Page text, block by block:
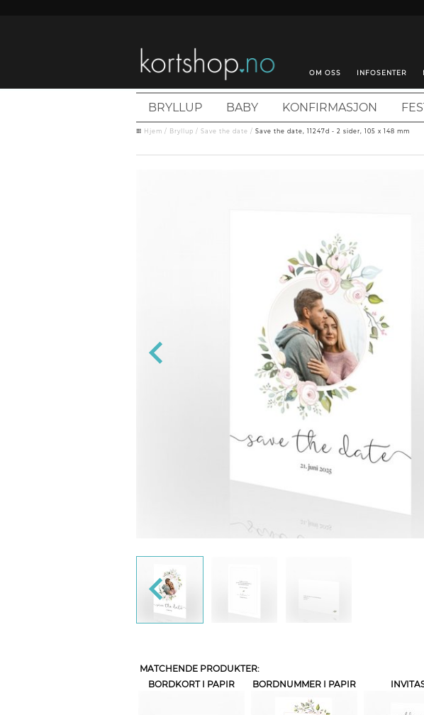
OM OSS INFOSENTER
BRYLLUP BABY KONFIRMASJON
Hjem / Bryllup / Save the date / Save the date, 11247d - 2 sider, 105 x 148 mm
MATCHENDE PRODUKTER:
BORDKORT I PAPIR
BORDNUMMER I PAPIR